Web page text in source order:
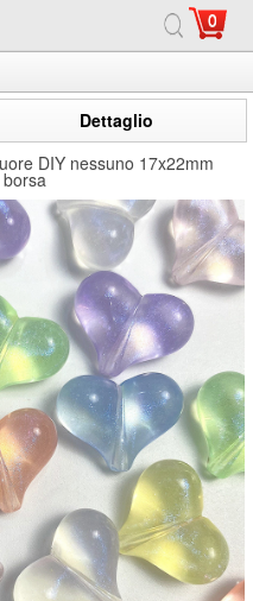
0
Dettaglio
DIY nessuno 17x22mm